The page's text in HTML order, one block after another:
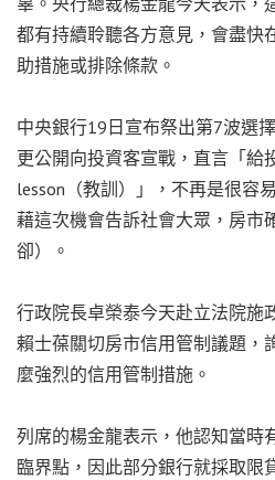
都有持續聆聽各方意見，會盡快
助措施或排除條款。
中央銀行19日宣布祭出第7波選
更公開向投資客宣戰，直言「給
lesson（教訓）」，不再是很容
藉這次機會告訴社會大眾，房市
卻）。
行政院長卓榮泰今天赴立法院施
賴士葆關切房市信用管制議題，
麼強烈的信用管制措施。
列席的楊金龍表示，他認知當時
臨界點，因此部分銀行就採取限